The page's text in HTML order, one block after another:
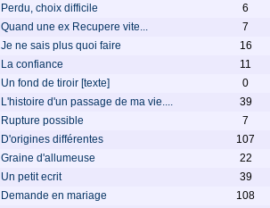
Perdu, choix difficile
6
Quand une ex Recupere vite...
7
Je ne sais plus quoi faire
16
La confiance
11
Un fond de tiroir [texte]
0
L'histoire d'un passage de ma vie....
39
Rupture possible
7
D'origines différentes
107
Graine d'allumeuse
22
Un petit ecrit
39
Demande en mariage
108